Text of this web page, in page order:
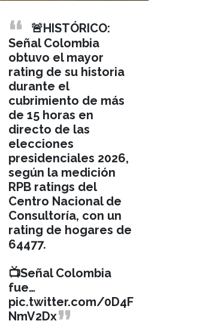
🚨HISTÓRICO:
Señal Colombia
obtuvo el mayor
rating de su historia
durante el
cubrimiento de más
de 15 horas en
directo de las
elecciones
presidenciales 2026,
según la medición
RPB ratings del
Centro Nacional de
Consultoría, con un
rating de hogares de
64477.
📺Señal Colombia
fue…
pic.twitter.com/0D4F
NmV2Dx